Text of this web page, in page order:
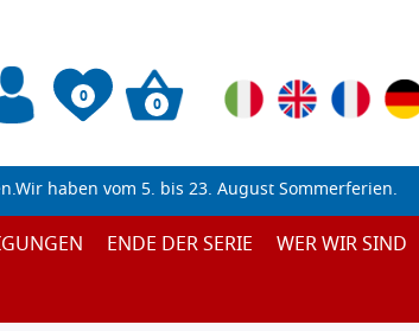
0 0
haben vom 5. bis 23. August Sommerferien.
ENDE DER SERIE
WER WIR SIND